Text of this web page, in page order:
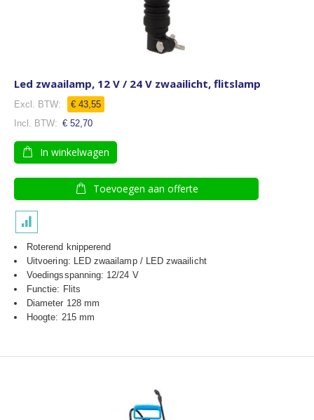
Led zwaailamp, 12 V / 24 V zwaailicht, flitslamp
€ 43,55
€ 52,70
In winkelwagen
Toevoegen aan offerte
Roterend knipperend
Uitvoering: LED zwaailamp / LED zwaailicht
Voedingsspanning: 12/24 V
Functie: Flits
Diameter 128 mm
Hoogte: 215 mm